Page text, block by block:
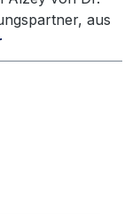
aus